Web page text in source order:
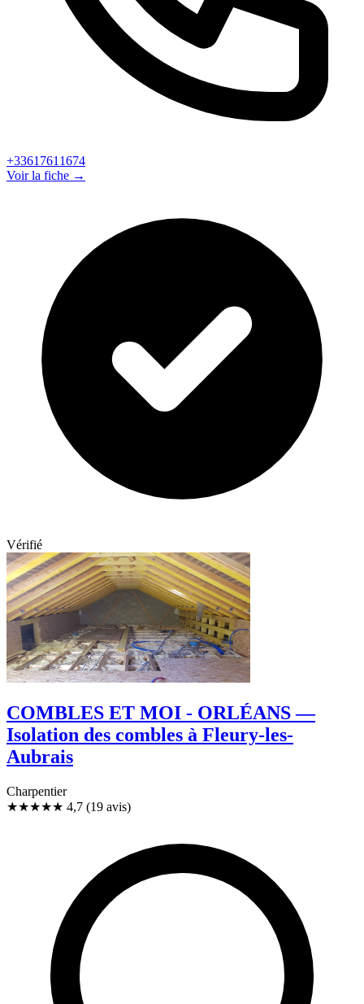
+33617611674
Voir la fiche →
Vérifié
COMBLES ET MOI - ORLÉANS —
Isolation des combles à Fleury-les-
Aubrais
Charpentier
★★★★★ 4,7 (19 avis)